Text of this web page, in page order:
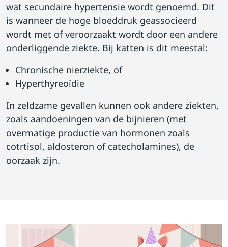
wat secundaire hypertensie wordt genoemd. Dit
is wanneer de hoge bloeddruk geassocieerd
wordt met of veroorzaakt wordt door een andere
onderliggende ziekte. Bij katten is dit meestal:
Chronische nierziekte, of
Hyperthyreoïdie
In zeldzame gevallen kunnen ook andere ziekten,
zoals aandoeningen van de bijnieren (met
overmatige productie van hormonen zoals
cotrtisol, aldosteron of catecholamines), de
oorzaak zijn.